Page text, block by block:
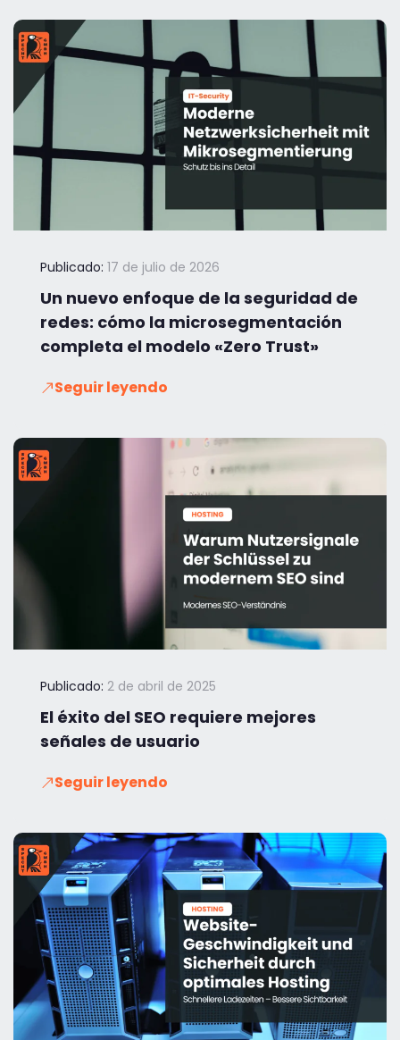
Publicado: 17 de julio de 2026
Un nuevo enfoque de la seguridad de
redes: cómo la microsegmentación
completa el modelo «Zero Trust»
Seguir leyendo
Publicado: 2 de abril de 2025
El éxito del SEO requiere mejores
señales de usuario
Seguir leyendo